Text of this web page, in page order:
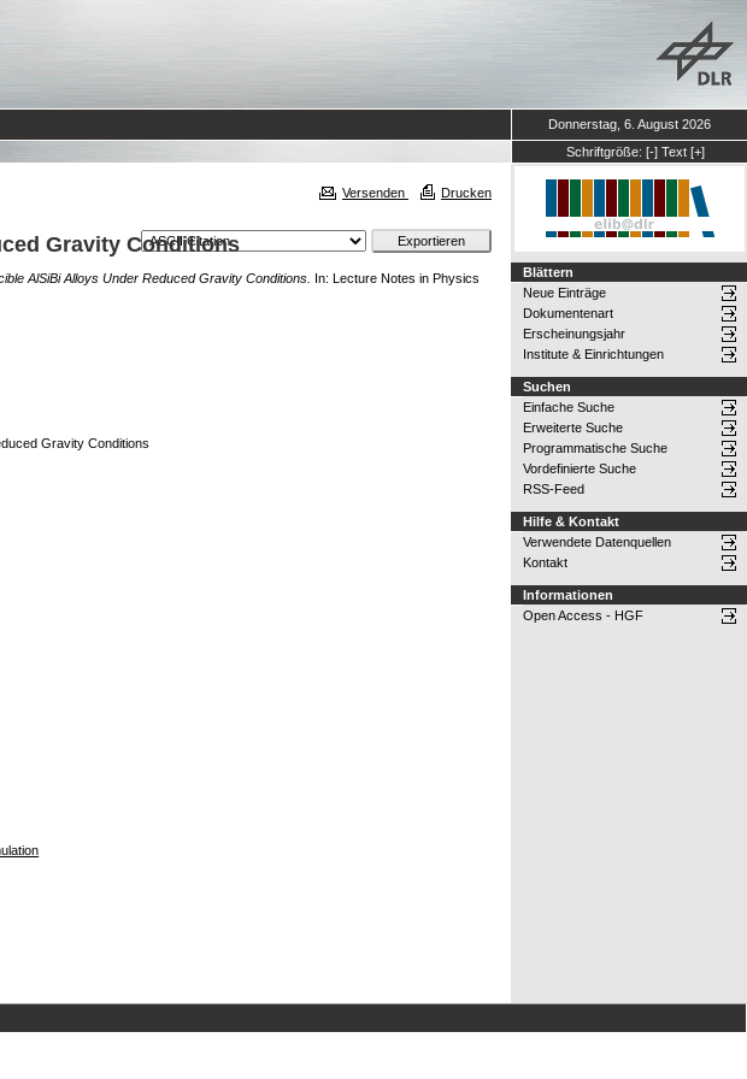
Donnerstag, 6. August 2026
Schriftgröße: [-] Text [+]
Versenden Drucken
Gravity Conditions
AlSiBi Alloys Under Reduced Gravity Conditions. In: Lecture Notes in Physics
Gravity Conditions
Blättern
Neue Einträge
Dokumentenart
Erscheinungsjahr
Institute & Einrichtungen
Suchen
Einfache Suche
Erweiterte Suche
Programmatische Suche
Vordefinierte Suche
RSS-Feed
Hilfe & Kontakt
Verwendete Datenquellen
Kontakt
Informationen
Open Access - HGF